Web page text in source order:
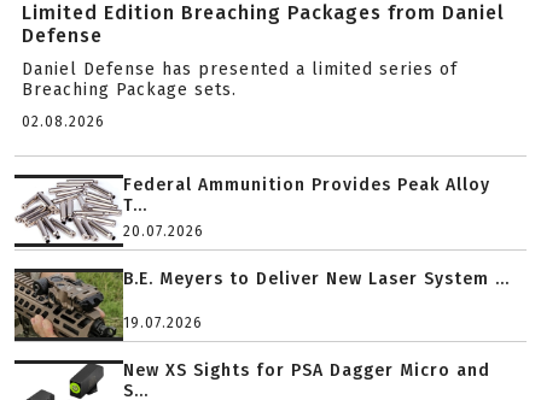
Limited Edition Breaching Packages from Daniel
Defense
Daniel Defense has presented a limited series of
Breaching Package sets.
02.08.2026
Federal Ammunition Provides Peak Alloy
T...
20.07.2026
B.E. Meyers to Deliver New Laser System ...
19.07.2026
New XS Sights for PSA Dagger Micro and
S...